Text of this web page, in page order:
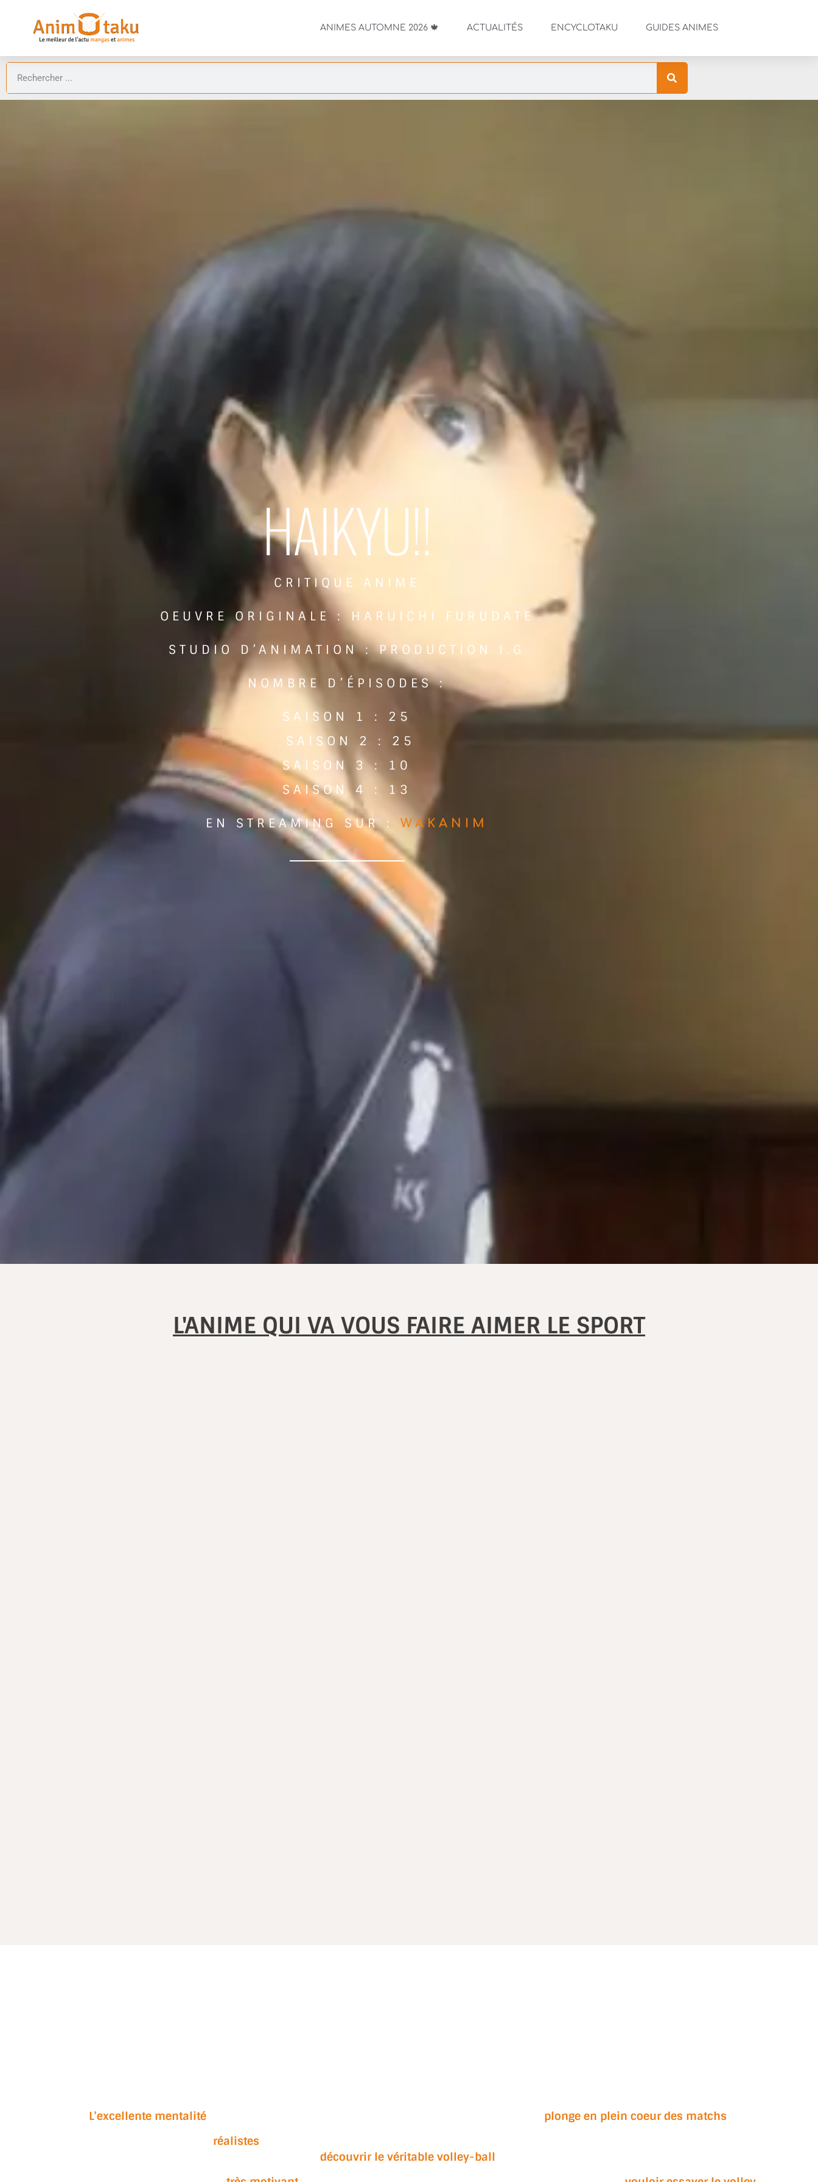
ANIMES AUTOMNE 2026 🍁 ACTUALITÉS ENCYCLOTAKU GUIDES ANIMES
HAIKYU!!
CRITIQUE ANIME
OEUVRE ORIGINALE : HARUICHI FURUDATE
STUDIO D’ANIMATION : PRODUCTION I.G
NOMBRE D’ÉPISODES :
SAISON 1 : 25
SAISON 2 : 25
SAISON 3 : 10
SAISON 4 : 13
EN STREAMING SUR : WAKANIM
L'ANIME QUI VA VOUS FAIRE AIMER LE SPORT
L’excellente mentalité plonge en plein coeur des matchs
réalistes
découvrir le véritable volley-ball